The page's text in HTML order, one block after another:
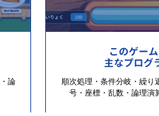
論
このゲー
主なプログ
順次処理・条件分岐・繰り
号・座標・乱数・論理演